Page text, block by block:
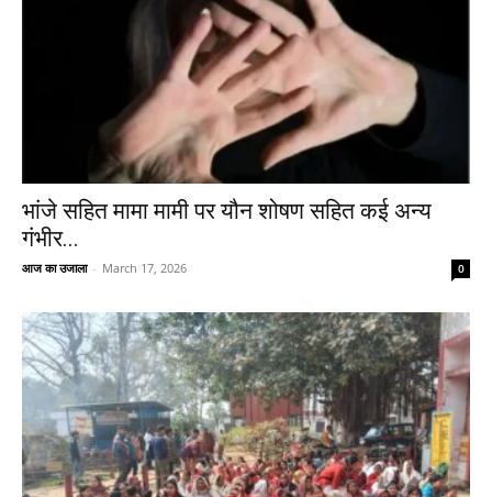
भांजे सहित मामा मामी पर यौन शोषण सहित कई अन्य
गंभीर...
आज का उजाला - March 17, 2026 0